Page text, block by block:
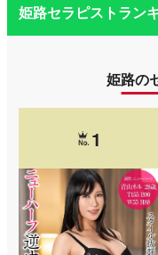
姫路セラピストラン
姫路の
1